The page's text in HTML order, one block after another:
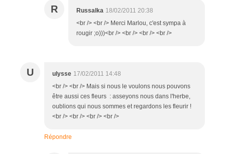
R Russalka 18/02/2011 20:38
<br /> <br /> Merci Marlou, c'est sympa à
rougir ;o)))<br /> <br /> <br /> <br />
U ulysse 17/02/2011 14:48
<br /> <br /> Mais si nous le voulons nous pouvons
être aussi ces fleurs : asseyons nous dans l'herbe,
oublions qui nous sommes et regardons les fleurir !
<br /> <br /> <br /> <br />
Répondre